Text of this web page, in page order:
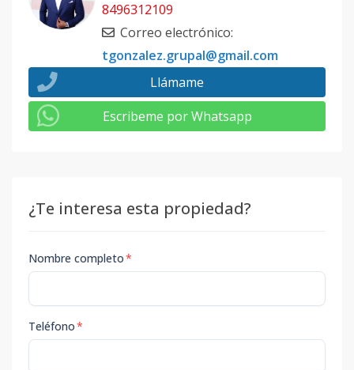
8496312109
Correo electrónico:
tgonzalez.grupal@gmail.com
Llámame
Escribeme por Whatsapp
¿Te interesa esta propiedad?
Nombre completo*
Teléfono*